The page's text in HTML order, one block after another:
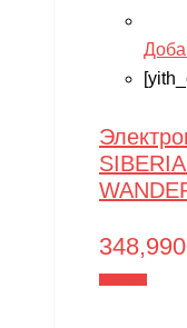
348,990